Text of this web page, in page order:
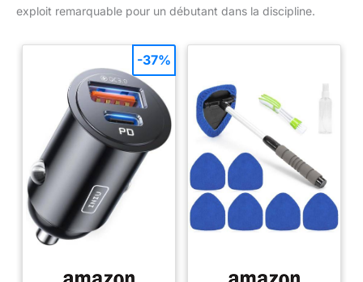
exploit remarquable pour un débutant dans la discipline.
-37%